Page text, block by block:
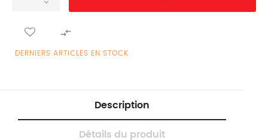

DERNIERS ARTICLES EN STOCK
Description
Détails du produit